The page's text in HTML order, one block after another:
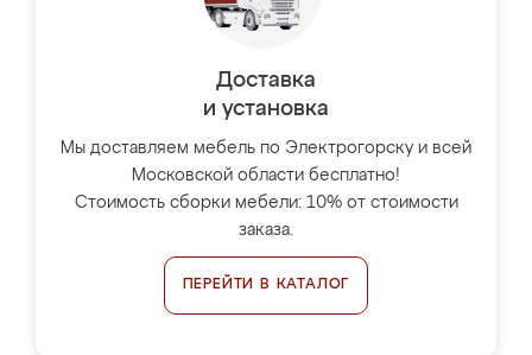
Доставка
и установка
Мы доставляем мебель по Электрогорску и всей
Московской области бесплатно!
Стоимость сборки мебели: 10% от стоимости
заказа.
ПЕРЕЙТИ В КАТАЛОГ